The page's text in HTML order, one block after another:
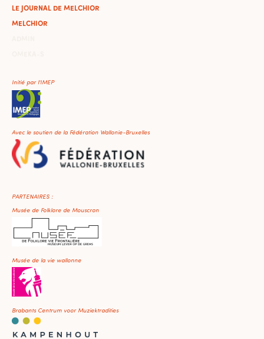
LE JOURNAL DE MELCHIOR
MELCHIOR
Initié par l'IMEP
Avec le soutien de la Fédération Wallonie-Bruxelles
PARTENAIRES :
Musée de Folklore de Mouscron
Musée de la vie wallonne
Brabants Centrum voor Muziektradities